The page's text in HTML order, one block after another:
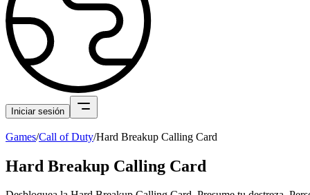
Iniciar sesión
Games/Call of Duty/Hard Breakup Calling Card
Hard Breakup Calling Card